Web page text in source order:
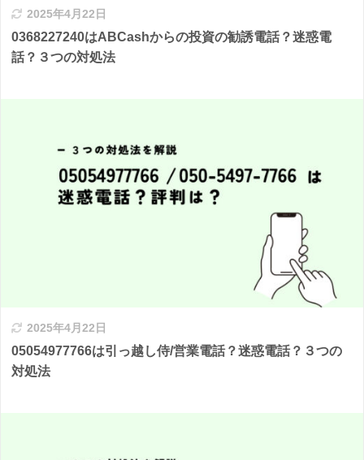
2025年4月22日
0368227240はABCashからの投資の勧誘電話？迷惑電
話？３つの対処法
2025年4月22日
05054977766は引っ越し侍/営業電話？迷惑電話？３つの
対処法